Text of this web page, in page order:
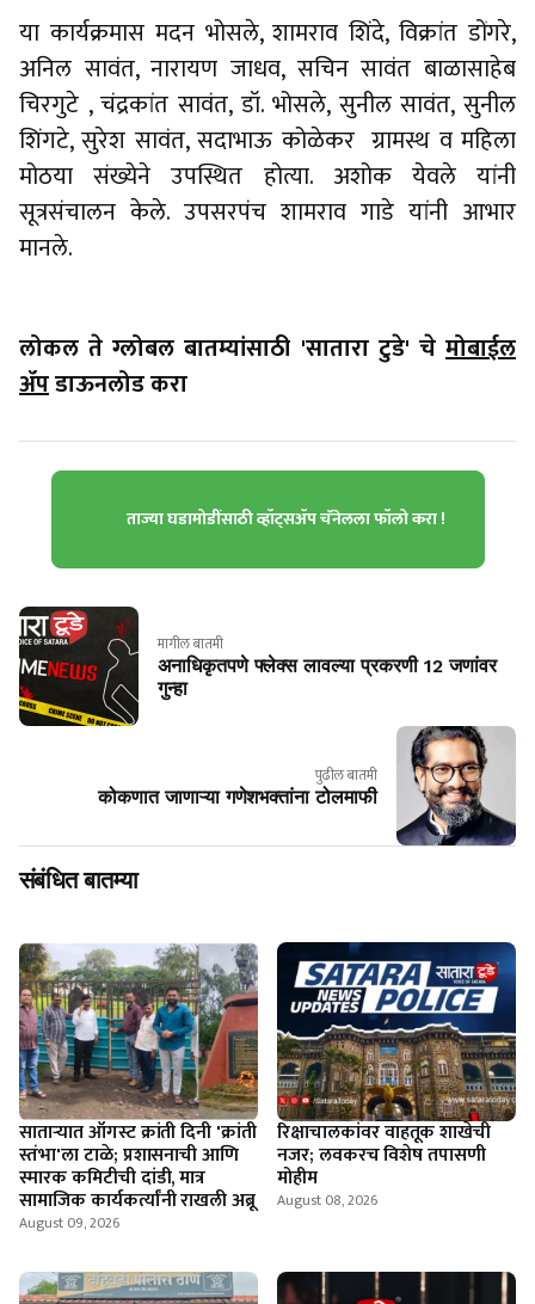
‎‎या कार्यक्रमास मदन भोसले, शामराव शिंदे, विक्रांत डोंगरे,
अनिल सावंत, नारायण जाधव, सचिन सावंत बाळासाहेब
चिरगुटे , चंद्रकांत सावंत, डॉ. भोसले, सुनील सावंत, सुनील
शिंगटे, सुरेश सावंत, सदाभाऊ कोळेकर ग्रामस्थ व महिला
मोठया संख्येने उपस्थित होत्या. अशोक येवले यांनी
सूत्रसंचालन केले. उपसरपंच शामराव गाडे यांनी आभार
मानले.
लोकल ते ग्लोबल बातम्यांसाठी 'सातारा टुडे' चे मोबाईल
ॲपडाऊनलोड करा
ताज्या घडामोडींसाठी व्हॉट्सॲप चॅनेलला फॉलो करा !
मागील बातमी
अनाधिकृतपणे फ्लेक्स लावल्या प्रकरणी 12 जणांवर
गुन्हा
पुढील बातमी
कोकणात जाणाऱ्या गणेशभक्तांना टोलमाफी
संबंधित बातम्या
साताऱ्यात ऑगस्ट क्रांती दिनी 'क्रांती
स्तंभा'ला टाळे; प्रशासनाची आणि
स्मारक कमिटीची दांडी, मात्र
सामाजिक कार्यकर्त्यांनी राखली अब्रू
August 09, 2026
रिक्षाचालकांवर वाहतूक शाखेची
नजर; लवकरच विशेष तपासणी
मोहीम
August 08, 2026